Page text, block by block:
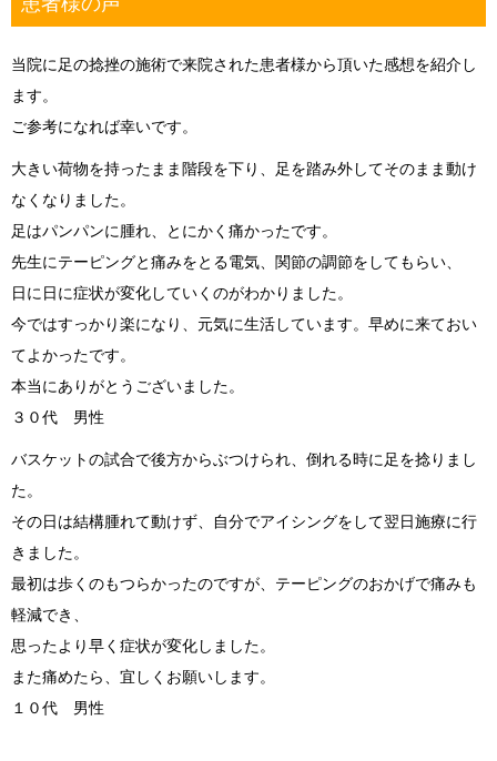
当院に足の捻挫の施術で来院された患者様から頂いた感想を紹介し
ます。
ご参考になれば幸いです。
大きい荷物を持ったまま階段を下り、足を踏み外してそのまま動け
なくなりました。
足はパンパンに腫れ、とにかく痛かったです。
先生にテーピングと痛みをとる電気、関節の調節をしてもらい、
日に日に症状が変化していくのがわかりました。
今ではすっかり楽になり、元気に生活しています。早めに来ておい
てよかったです。
本当にありがとうございました。
３０代 男性
バスケットの試合で後方からぶつけられ、倒れる時に足を捻りまし
た。
その日は結構腫れて動けず、自分でアイシングをして翌日施療に行
きました。
最初は歩くのもつらかったのですが、テーピングのおかげで痛みも
軽減でき、
思ったより早く症状が変化しました。
また痛めたら、宜しくお願いします。
１０代 男性